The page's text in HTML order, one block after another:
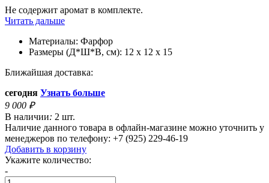
Не содержит аромат в комплекте.
Читать дальше
Материалы: Фарфор
Размеры (Д*Ш*В, см): 12 x 12 x 15
Ближайшая доставка:
сегодня Узнать больше
9 000 ₽
В наличии: 2 шт.
Наличие данного товара в офлайн-магазине можно уточнить у
менеджеров по телефону: +7 (925) 229-46-19
Добавить в корзину
Укажите количество:
-